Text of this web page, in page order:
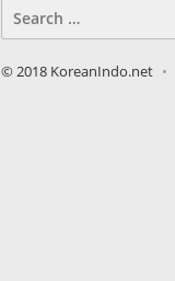
for:
© 2018 KoreanIndo.net